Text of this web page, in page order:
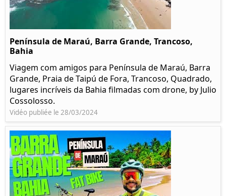
Península de Maraú, Barra Grande, Trancoso,
Bahia
Viagem com amigos para Península de Maraú, Barra
Grande, Praia de Taipú de Fora, Trancoso, Quadrado,
lugares incríveis da Bahia filmadas com drone, by Julio
Cossolosso.
Vidéo publiée le 28/03/2024